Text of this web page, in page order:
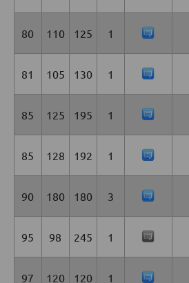
80 110 125 1
81 105 130 1
85 125 195 1
85 128 192 1
90 180 180 3
95 98 245 1
97 120 120 1